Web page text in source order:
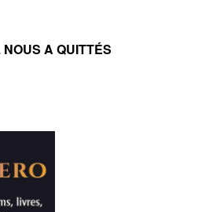
A QUITTÉS